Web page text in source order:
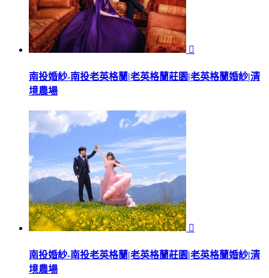

南投婚紗-南投老英格蘭|老英格蘭莊園|老英格蘭婚紗|清
境農場

南投婚紗-南投老英格蘭|老英格蘭莊園|老英格蘭婚紗|清
境農場